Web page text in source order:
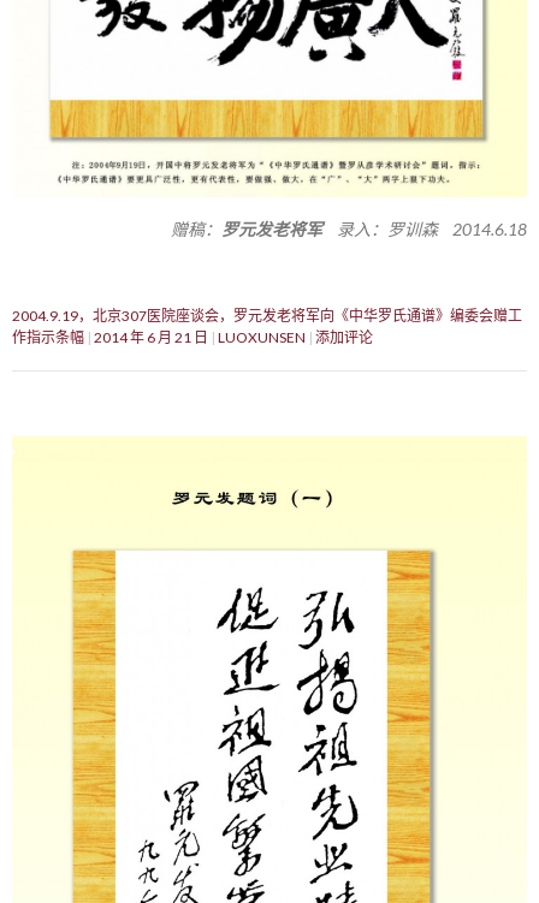
赠稿： 罗元发老将军录入：罗训森 2014.6.18
2004.9.19，北京307医院座谈会，罗元发老将军向《中华罗氏通谱》编委会赠工
作指示条幅 2014 年 6 月 21 日 LUOXUNSEN 添加评论